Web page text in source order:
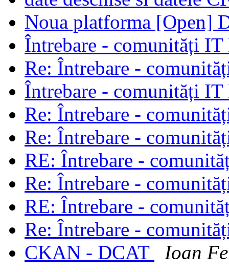
Noua platforma [Open]
Întrebare - comunități
Re: Întrebare -
Întrebare - comunități
Re: Întrebare -
Re: Întrebare -
RE: Întrebare -
Re: Întrebare -
RE: Întrebare -
Re: Întrebare -
CKAN - DCAT
Ioan